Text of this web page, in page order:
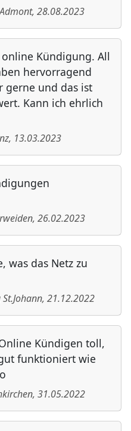
Admont, 28.08.2023
Kündigung. All
hervorragend
gerne und das ist
Kann ich ehrlich
, 13.03.2023
, 26.02.2023
was das Netz zu
, 21.12.2022
Kündigen toll,
funktioniert wie
, 31.05.2022